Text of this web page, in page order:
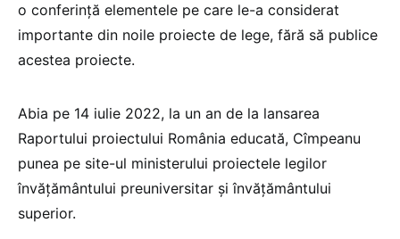
o conferință elementele pe care le-a considerat
importante din noile proiecte de lege, fără să publice
acestea proiecte.
Abia pe 14 iulie 2022, la un an de la lansarea
Raportului proiectului România educată, Cîmpeanu
punea pe site-ul ministerului proiectele legilor
învățământului preuniversitar și învățământului
superior.